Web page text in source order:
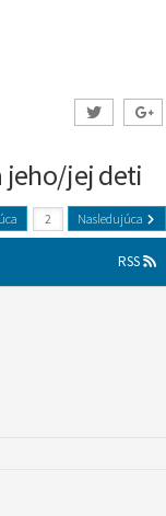
jeho/jej deti
Nasledujúca
RSS